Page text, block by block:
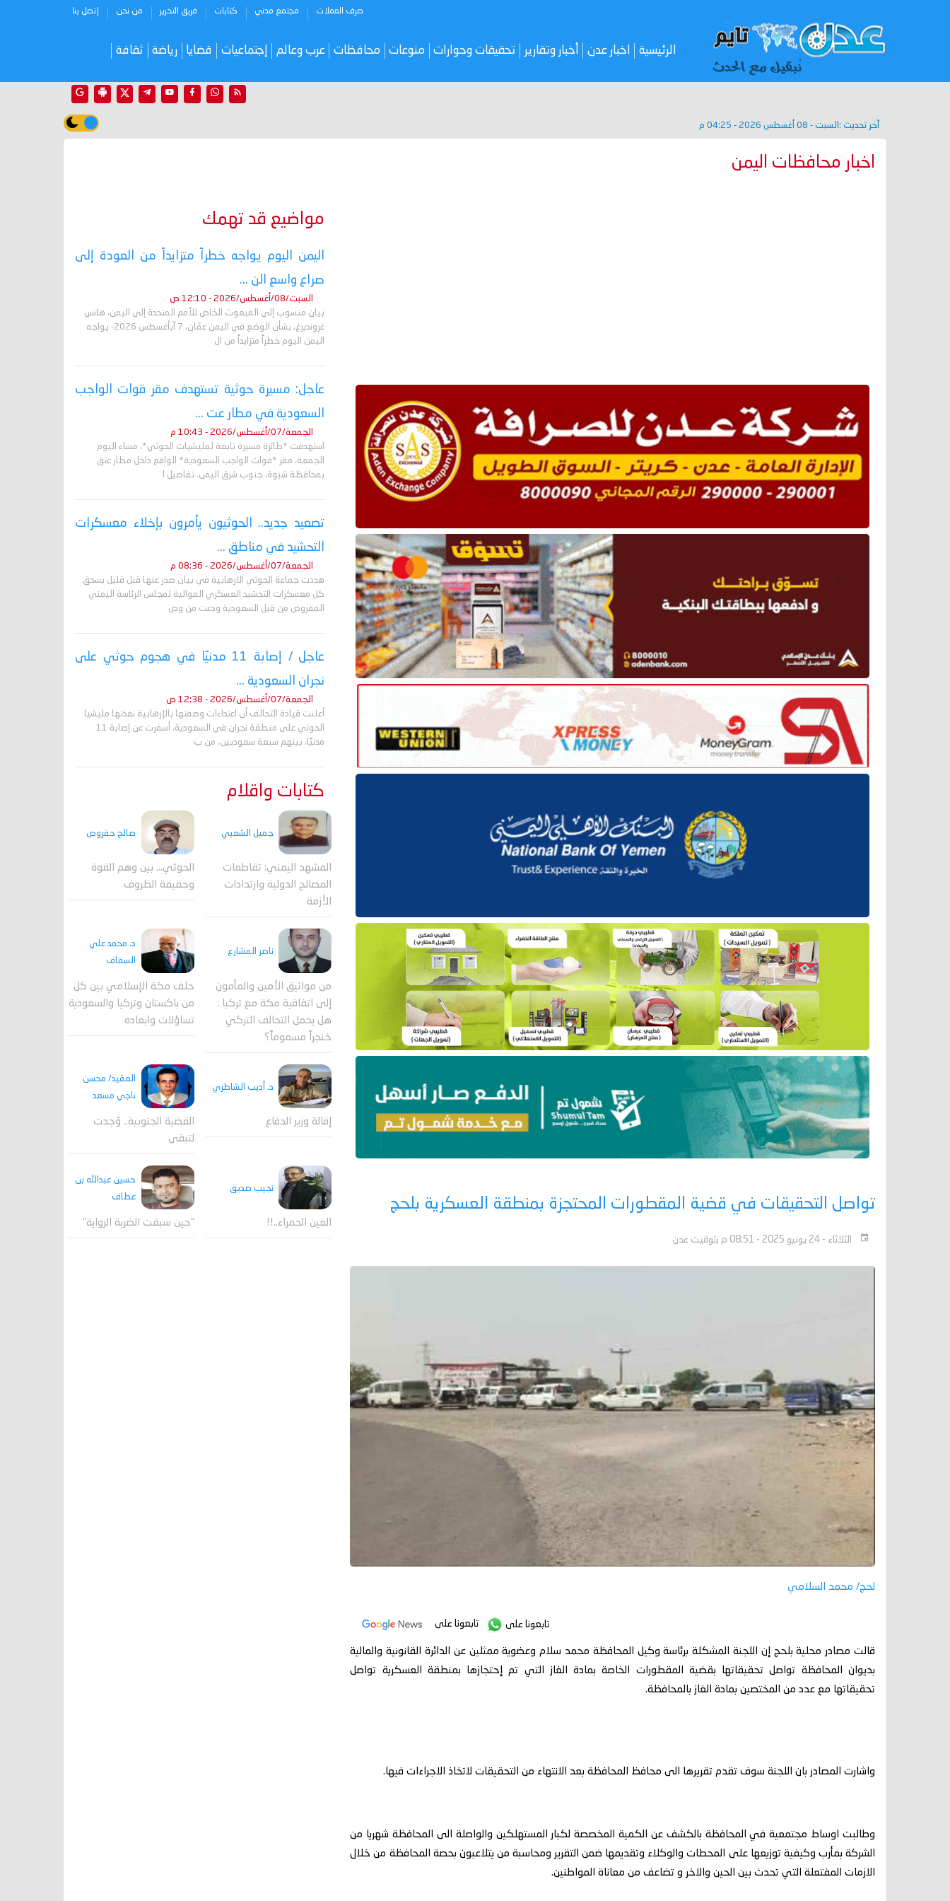
صرف العملات مجتمع مدني كتابات فريق التحرير من نحن إتصل بنا
الرئيسية اخبار عدن أخبار وتقارير تحقيقات وحوارات منوعات محافظات عرب وعالم إجتماعيات قضايا رياضة ثقافة
آخر تحديث : السبت - 08 أغسطس 2026 - 04:25 م
اخبار محافظات اليمن
تواصل التحقيقات في قضية المقطورات المحتجزة بمنطقة العسكرية بلحج
الثلاثاء - 24 يونيو 2025 - 08:51 م بتوقيت عدن
لحج/ محمد السلامي
تابعونا على تابعونا على
قالت مصادر محلية بلحج إن اللجنة المشكلة برئاسة وكيل المحافظة محمد سلام وعضوية ممثلين عن الدائرة القانونية والمالية
بديوان المحافظة تواصل تحقيقاتها بقضية المقطورات الخاصة بمادة الغاز التي تم إحتجازها بمنطقة العسكرية تواصل
تحقيقاتها مع عدد من المختصين بمادة الغاز بالمحافظة.
واشارت المصادر بان اللجنة سوف تقدم تقريرها الى محافظ المحافظة بعد الانتهاء من التحقيقات لاتخاذ الاجراءات فيها.
وطالبت اوساط مجتمعية في المحافظة بالكشف عن الكمية المخصصة لكبار المستهلكين والواصلة الى المحافظة شهريا من
الشركة بمأرب وكيفية توزيعها على المحطات والوكلاء وتقديمها ضمن التقرير ومحاسبة من يتلاعبون بحصة المحافظة من خلال
الازمات المفتعلة التي تحدث بين الحين والاخر و تضاعف من معاناة المواطنين.
مواضيع قد تهمك
اليمن اليوم يواجه خطراً متزايداً من العودة إلى
صراع واسع الن ...
السبت/08/أغسطس/2026 - 12:10 ص
بيان منسوب إلى المبعوث الخاص للأمم المتحدة إلى اليمن، هانس
غروندبرغ، بشأن الوضع في اليمن عمّان، 7 آبأغسطس 2026- يواجه
اليمن اليوم خطراً متزايداً من ال
عاجل: مسيرة حوثية تستهدف مقر قوات الواجب
السعودية في مطار عت ...
الجمعة/07/أغسطس/2026 - 10:43 م
استهدفت *طائرة مسيرة تابعة لمليشيات الحوثي*، مساء اليوم
الجمعة، مقر *قوات الواجب السعودية* الواقع داخل مطار عتق
بمحافظة شبوة، جنوب شرق اليمن. تفاصيل ا
تصعيد جديد.. الحوثيون يأمرون بإخلاء معسكرات
التحشيد في مناطق ...
الجمعة/07/أغسطس/2026 - 08:36 م
هددت جماعة الحوثي الارهابية في بيان صدر عنها قبل قليل بسحق
كل معسكرات التحشيد العسكري الموالية لمجلس الرئاسة اليمني
المفروض من قبل السعودية ودعت من وص
عاجل / إصابة 11 مدنيًا في هجوم حوثي على
نجران السعودية ...
الجمعة/07/أغسطس/2026 - 12:38 ص
أعلنت قيادة التحالف أن اعتداءات وصفتها بالإرهابية نفذتها مليشيا
الحوثي على منطقة نجران في السعودية، أسفرت عن إصابة 11
مدنيًا، بينهم سبعة سعوديين، من ب
كتابات واقلام
جميل الشعبي
المشهد اليمني: تقاطعات
المصالح الدولية وارتدادات
الأزمة
صالح حقروص
الحوثي... بين وهم القوة
وحقيقة الظروف
ناصر المشارع
من مواثيق الأمين والمأمون
إلى اتفاقية مكة مع تركيا :
هل يحمل التحالف التركي
خنجراً مسموماً؟
د. محمد علي
السقاف
حلف مكة الإسلامي بين كل
من باكستان وتركيا والسعودية
تساؤلات وابعاده
د. أديب الشاطري
إقالة وزير الدفاع
العقيد/ محسن
ناجي مسعد
القضية الجنوبية.. وُجدت
لتبقى
نجيب صديق
العين الحمراء..!!
حسين عبدالله بن
عطاف
"حين سبقت الضربة الرواية"